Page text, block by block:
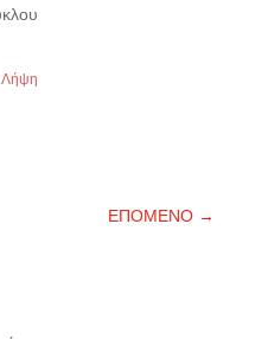
Λήψη
ΕΠΟΜΕΝΟ →